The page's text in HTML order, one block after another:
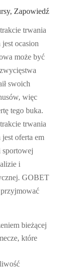
Zapowiedź
trwania
ocasion
może być
swoich
więc
tego buka.
trwania
oferta em
sportowej
i
GOBET
bieżącej
które